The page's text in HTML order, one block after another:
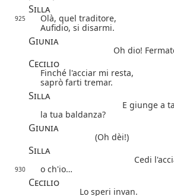
Silla
925
Olà, quel traditore,
Aufidio, si disarmi.
Giunia
Oh dio!
Cecilio
Finché l'acciar mi resta,
saprò farti tremar.
Silla
E giunge a
la tua baldanza?
Giunia
(Oh dèi!)
Silla
Cedi
930 o ch'io…
Cecilio
Lo speri invan.